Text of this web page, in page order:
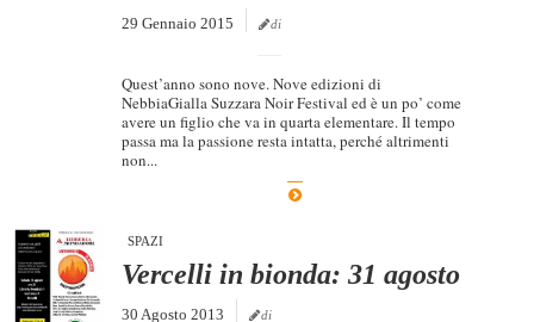
29 Gennaio 2015 di
Quest’anno sono nove. Nove edizioni di
NebbiaGialla Suzzara Noir Festival ed è un po’ come
avere un figlio che va in quarta elementare. Il tempo
passa ma la passione resta intatta, perché altrimenti
non...
SPAZI
Vercelli in bionda: 31 agosto
30 Agosto 2013 di